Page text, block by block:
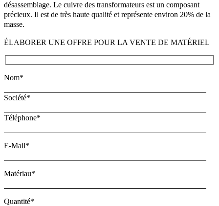
désassemblage. Le cuivre des transformateurs est un composant
précieux. Il est de très haute qualité et représente environ 20% de la
masse.
ÉLABORER UNE OFFRE POUR LA VENTE DE MATÉRIEL
Nom*
Société*
Téléphone*
E-Mail*
Matériau*
Quantité*